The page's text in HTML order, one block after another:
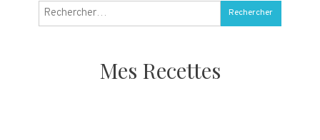
Rechercher :
Mes Recettes